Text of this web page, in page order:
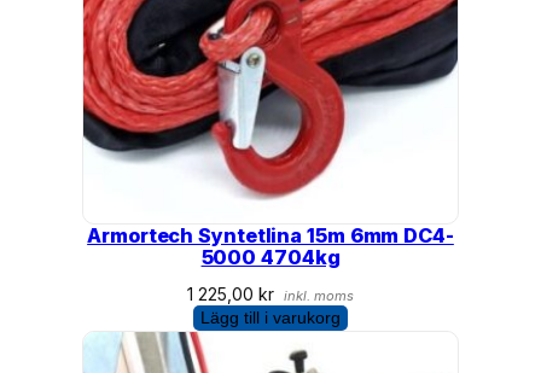
Armortech Syntetlina 15m 6mm DC4-
5000 4704kg
1 225,00 kr inkl. moms
Lägg till i varukorg